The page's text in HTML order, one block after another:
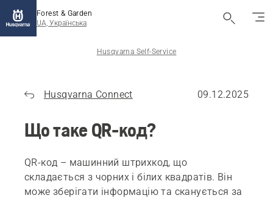
Forest & Garden
UA, Українська
Husqvarna Self-Service
Husqvarna Connect 09.12.2025
Що таке QR-код?
QR-код – машинний штрихкод, що
складається з чорних і білих квадратів. Він
може зберігати інформацію та сканується за